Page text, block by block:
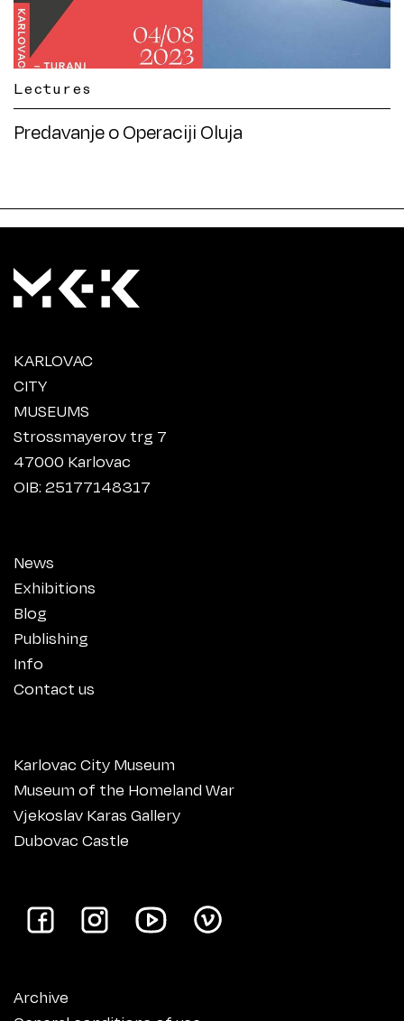
Lectures
Predavanje o Operaciji Oluja
KARLOVAC
CITY
MUSEUMS
Strossmayerov trg 7
47000 Karlovac
OIB: 25177148317
News
Exhibitions
Blog
Publishing
Info
Contact us
Karlovac City Museum
Museum of the Homeland War
Vjekoslav Karas Gallery
Dubovac Castle
Archive